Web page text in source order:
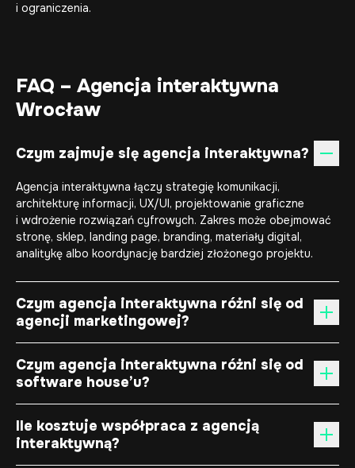
i ograniczenia.
FAQ – Agencja interaktywna
Wrocław
Czym zajmuje się agencja interaktywna?
Agencja interaktywna łączy strategię komunikacji,
architekturę informacji, UX/UI, projektowanie graficzne
i wdrożenie rozwiązań cyfrowych. Zakres może obejmować
stronę, sklep, landing page, branding, materiały digital,
analitykę albo koordynację bardziej złożonego projektu.
Czym agencja interaktywna różni się od
agencji marketingowej?
Czym agencja interaktywna różni się od
software house’u?
Ile kosztuje współpraca z agencją
interaktywną?